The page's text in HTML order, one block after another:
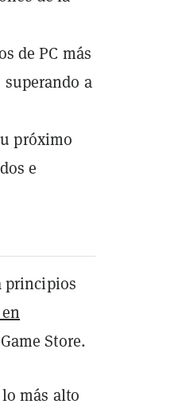
de PC más
a
próximo
e
principios
Store.
más alto